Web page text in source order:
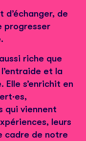
de
progresser
riche que
et la
s’enrichit en
qui viennent
leurs
cadre de notre